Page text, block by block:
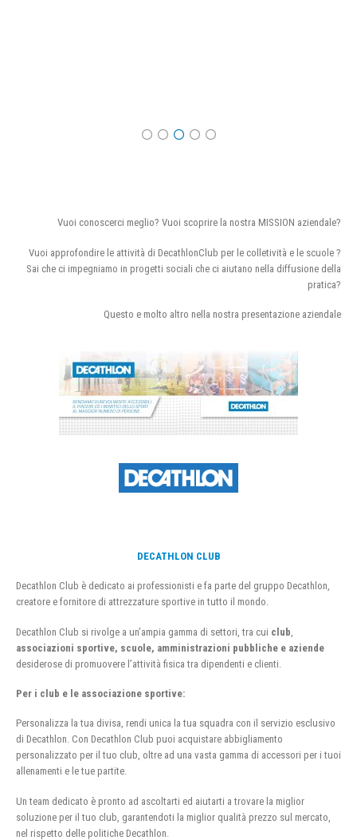
Vuoi conoscerci meglio? Vuoi scoprire la nostra MISSION aziendale?
Vuoi approfondire le attività di DecathlonClub per le colletività e le scuole ?
Sai che ci impegniamo in progetti sociali che ci aiutano nella diffusione della
pratica?
Questo e molto altro nella nostra presentazione aziendale
DECATHLON CLUB
Decathlon Club è dedicato ai professionisti e fa parte del gruppo Decathlon,
creatore e fornitore di attrezzature sportive in tutto il mondo.
Decathlon Club si rivolge a un’ampia gamma di settori, tra cui club
associazioni sportive, scuole, amministrazioni pubbliche e aziende
desiderose di promuovere l’attività fisica tra dipendenti e clienti.
Per i club e le associazione sportive:
Personalizza la tua divisa, rendi unica la tua squadra con il servizio esclusivo
di Decathlon. Con Decathlon Club puoi acquistare abbigliamento
personalizzato per il tuo club, oltre ad una vasta gamma di accessori per i tuoi
allenamenti e le tue partite.
Un team dedicato è pronto ad ascoltarti ed aiutarti a trovare la miglior
soluzione per il tuo club, garantendoti la miglior qualità prezzo sul mercato,
nel rispetto delle politiche Decathlon.